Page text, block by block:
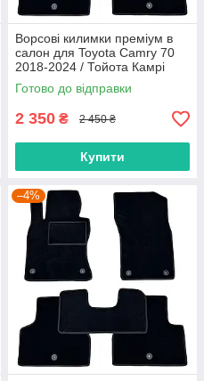
Ворсові килимки преміум в
салон для Toyota Camry 70
2018-2024 / Тойота Камрі
Кемрі килимки
Готово до відправки
2 350 ₴ 2 450 ₴
Купити
–4%